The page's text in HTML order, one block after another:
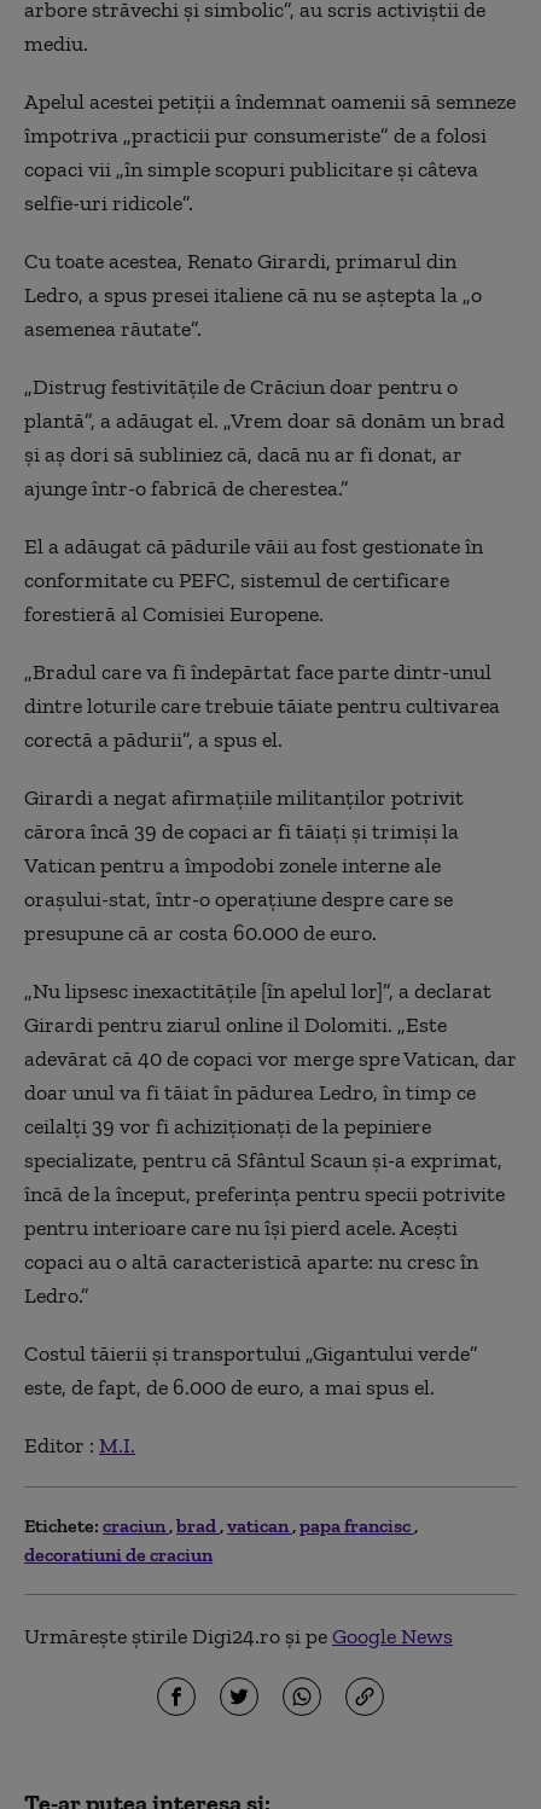
arbore străvechi și simbolic”, au scris activiștii de
mediu.
Apelul acestei petiții a îndemnat oamenii să semneze
împotriva „practicii pur consumeriste” de a folosi
copaci vii „în simple scopuri publicitare și câteva
selfie-uri ridicole”.
Cu toate acestea, Renato Girardi, primarul din
Ledro, a spus presei italiene că nu se aștepta la „o
asemenea răutate”.
„Distrug festivitățile de Crăciun doar pentru o
plantă”, a adăugat el. „Vrem doar să donăm un brad
și aș dori să subliniez că, dacă nu ar fi donat, ar
ajunge într-o fabrică de cherestea.”
El a adăugat că pădurile văii au fost gestionate în
conformitate cu PEFC, sistemul de certificare
forestieră al Comisiei Europene.
„Bradul care va fi îndepărtat face parte dintr-unul
dintre loturile care trebuie tăiate pentru cultivarea
corectă a pădurii”, a spus el.
Girardi a negat afirmațiile militanților potrivit
cărora încă 39 de copaci ar fi tăiați și trimiși la
Vatican pentru a împodobi zonele interne ale
orașului-stat, într-o operațiune despre care se
presupune că ar costa 60.000 de euro.
„Nu lipsesc inexactitățile [în apelul lor]”, a declarat
Girardi pentru ziarul online il Dolomiti. „Este
adevărat că 40 de copaci vor merge spre Vatican, dar
doar unul va fi tăiat în pădurea Ledro, în timp ce
ceilalți 39 vor fi achiziționați de la pepiniere
specializate, pentru că Sfântul Scaun și-a exprimat,
încă de la început, preferința pentru specii potrivite
pentru interioare care nu își pierd acele. Acești
copaci au o altă caracteristică aparte: nu cresc în
Ledro.”
Costul tăierii și transportului „Gigantului verde”
este, de fapt, de 6.000 de euro, a mai spus el.
Editor : M.I.
Etichete: craciun brad vatican papa francisc
decoratiuni de craciun
Urmărește știrile Digi24.ro și peGoogle News
Te-ar putea interesa și: